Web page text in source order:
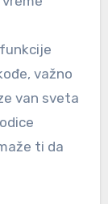
važno
van sveta
ti da